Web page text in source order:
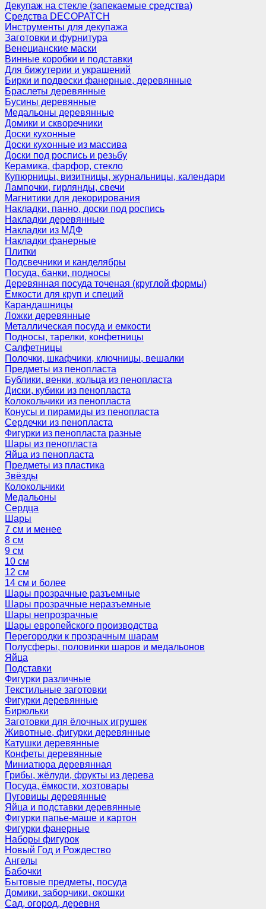
Декупаж на стекле (запекаемые средства)
Средства DECOPATCH
Инструменты для декупажа
Заготовки и фурнитура
Венецианские маски
Винные коробки и подставки
Для бижутерии и украшений
Бирки и подвески фанерные, деревянные
Браслеты деревянные
Бусины деревянные
Медальоны деревянные
Домики и скворечники
Доски кухонные
Доски кухонные из массива
Доски под роспись и резьбу
Керамика, фарфор, стекло
Купюрницы, визитницы, журнальницы, календари
Лампочки, гирлянды, свечи
Магнитики для декорирования
Накладки, панно, доски под роспись
Накладки деревянные
Накладки из МДФ
Накладки фанерные
Плитки
Подсвечники и канделябры
Посуда, банки, подносы
Деревянная посуда точеная (круглой формы)
Емкости для круп и специй
Карандашницы
Ложки деревянные
Металлическая посуда и емкости
Подносы, тарелки, конфетницы
Салфетницы
Полочки, шкафчики, ключницы, вешалки
Предметы из пенопласта
Бублики, венки, кольца из пенопласта
Диски, кубики из пенопласта
Колокольчики из пенопласта
Конусы и пирамиды из пенопласта
Сердечки из пенопласта
Фигурки из пенопласта разные
Шары из пенопласта
Яйца из пенопласта
Предметы из пластика
Звёзды
Колокольчики
Медальоны
Сердца
Шары
7 см и менее
8 см
9 см
10 см
12 см
14 см и более
Шары прозрачные разъемные
Шары прозрачные неразъемные
Шары непрозрачные
Шары европейского производства
Перегородки к прозрачным шарам
Полусферы, половинки шаров и медальонов
Яйца
Подставки
Фигурки различные
Текстильные заготовки
Фигурки деревянные
Бирюльки
Заготовки для ёлочных игрушек
Животные, фигурки деревянные
Катушки деревянные
Конфеты деревянные
Миниатюра деревянная
Грибы, жёлуди, фрукты из дерева
Посуда, ёмкости, хозтовары
Пуговицы деревянные
Яйца и подставки деревянные
Фигурки папье-маше и картон
Фигурки фанерные
Наборы фигурок
Новый Год и Рождество
Ангелы
Бабочки
Бытовые предметы, посуда
Домики, заборчики, окошки
Сад, огород, деревня